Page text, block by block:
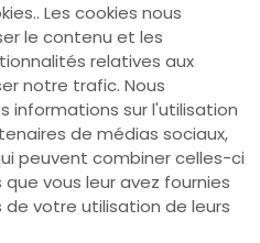
Les cookies nous
le contenu et les
relatives aux
notre trafic. Nous
informations sur l'utilisation
de médias sociaux,
peuvent combiner celles-ci
vous leur avez fournies
votre utilisation de leurs